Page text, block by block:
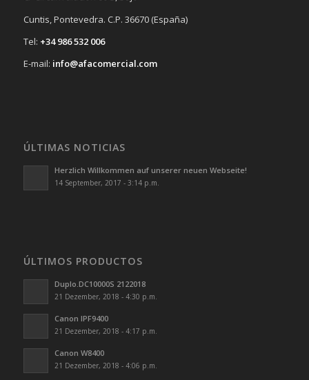
Cuntis, Pontevedra. C.P. 36670 (España)
Tel: +34 986 532 006
E-mail: info@afacomercial.com
ÚLTIMAS NOTICIAS
Herzlich Willkommen auf unserer neuen Webseite!
14 September, 2017 - 3:14 p.m.
ÚLTIMOS PRODUCTOS
Duplo.DC10000S 2122018
21 Dezember, 2018 - 4:30 p.m.
Canon IPF9400
21 Dezember, 2018 - 4:17 p.m.
Canon W8400
21 Dezember, 2018 - 4:06 p.m.